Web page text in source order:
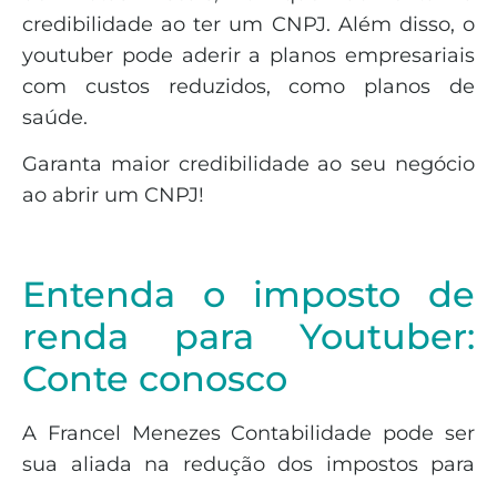
credibilidade ao ter um CNPJ. Além disso, o
youtuber pode aderir a planos empresariais
com custos reduzidos, como planos de
saúde.
Garanta maior credibilidade ao seu negócio
ao abrir um CNPJ!
Entenda o imposto de
renda para Youtuber:
Conte conosco
A Francel Menezes Contabilidade pode ser
sua aliada na redução dos impostos para